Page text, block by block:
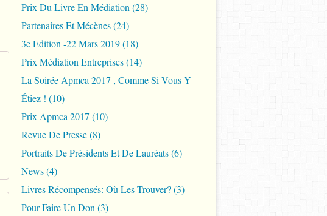
Lauréat 2017 du Prix du Livre en Médiation APMCA Clermont
Prix Du Livre En Médiation (28)
Partenaires Et Mécènes(24)
3e Edition -22 Mars 2019(18)
Prix Médiation Entreprises(14)
La Soirée Apmca 2017 , Comme Si Vous Y
Étiez ! (10)
Prix Apmca 2017 (10)
Revue De Presse(8)
Portraits De Présidents Et De Lauréats(6)
News(4)
Livres Récompensés: Où Les Trouver?(3)
Pour Faire Un Don (3)